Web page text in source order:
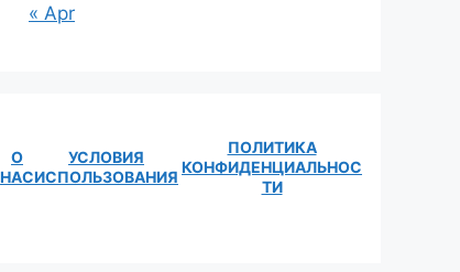
« Apr
О
НАС
УСЛОВИЯ
ИСПОЛЬЗОВАНИЯ
ПОЛИТИКА
КОНФИДЕНЦИАЛЬНОС
ТИ